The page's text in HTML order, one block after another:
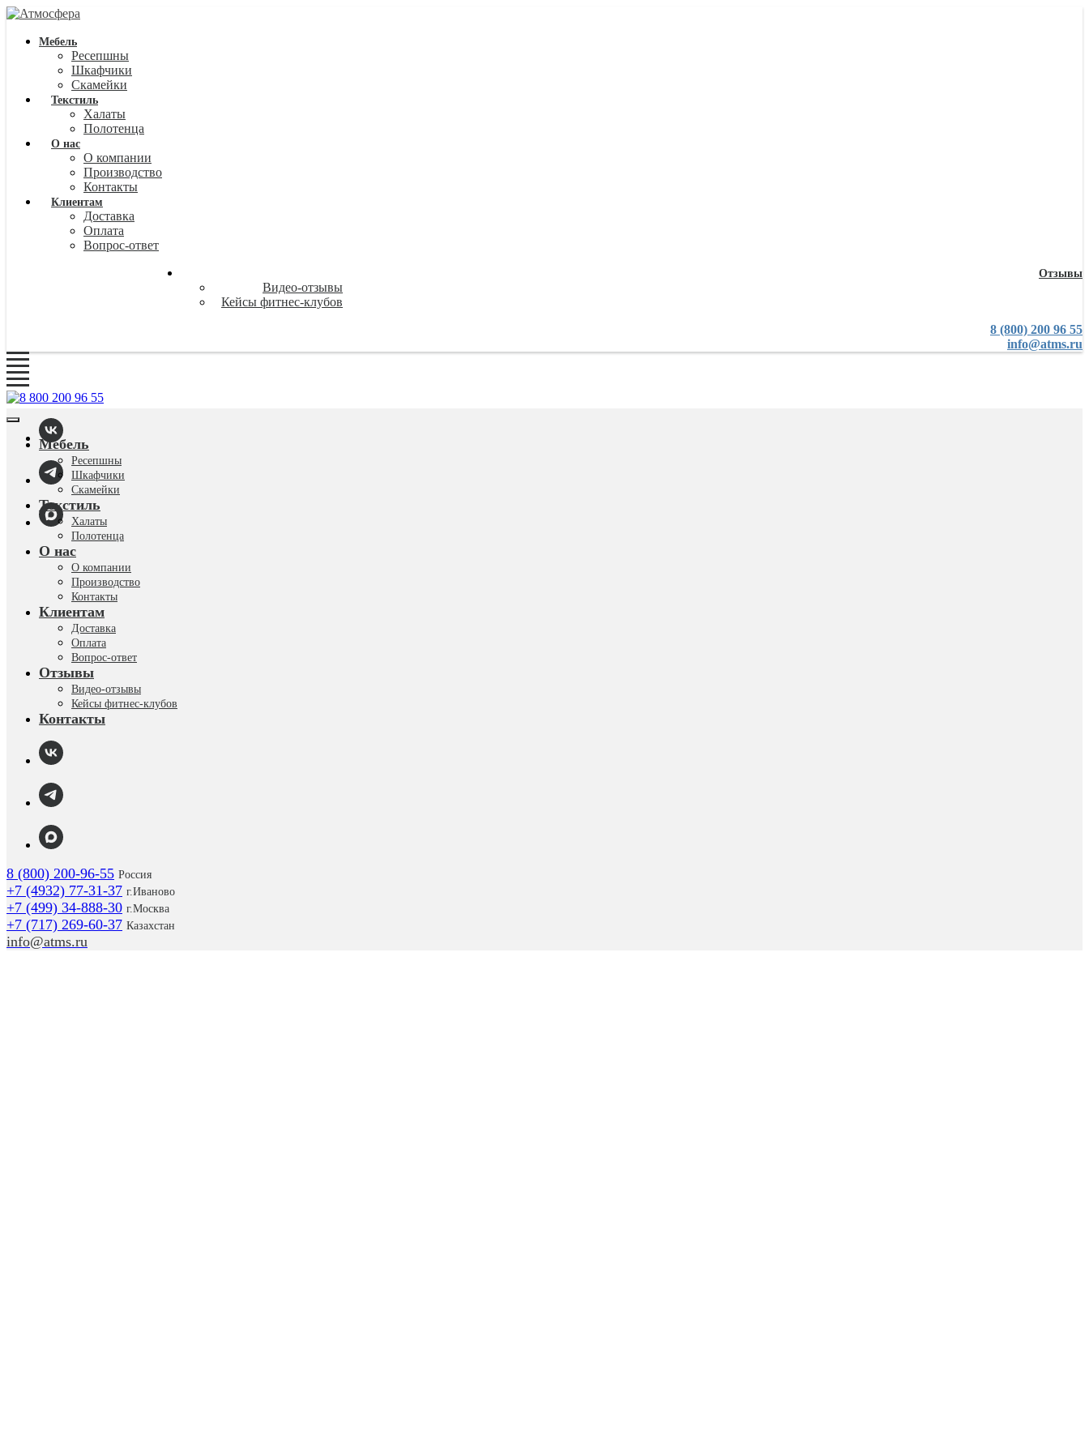
Мебель
Ресепшны
Шкафчики
Скамейки
Текстиль
Халаты
Полотенца
О нас
О компании
Производство
Контакты
Клиентам
Доставка
Оплата
Вопрос-ответ
Отзывы
Видео-отзывы
Кейсы фитнес-клубов
8 (800) 200 96 55
info@atms.ru
Мебель
Ресепшны
Шкафчики
Скамейки
Текстиль
Халаты
Полотенца
О нас
О компании
Производство
Контакты
Клиентам
Доставка
Оплата
Вопрос-ответ
Отзывы
Видео-отзывы
Кейсы фитнес-клубов
Контакты
8 (800) 200-96-55 Россия
+7 (4932) 77-31-37 г.Иваново
+7 (499) 34-888-30 г.Москва
+7 (717) 269-60-37 Казахстан
info@atms.ru